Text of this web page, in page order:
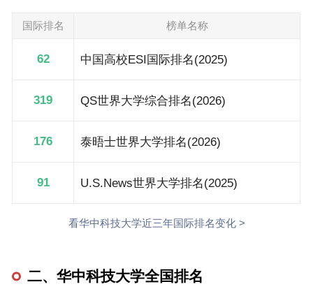
国际排名 榜单名称
62 中国高校ESI国际排名(2025)
319 QS世界大学综合排名(2026)
176 泰晤士世界大学排名(2026)
91 U.S.News世界大学排名(2025)
看华中科技大学近三年国际排名变化 >
二、华中科技大学全国排名